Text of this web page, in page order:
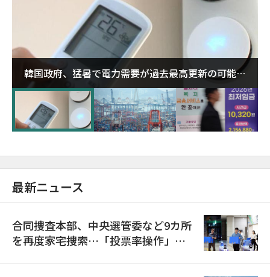
韓国政府、猛暑で電力需要が過去最高更新の可能性
に需給対応体制を点検
最新ニュース
合同捜査本部、中央選管委など9カ所
を再度家宅捜索…「投票率操作」の